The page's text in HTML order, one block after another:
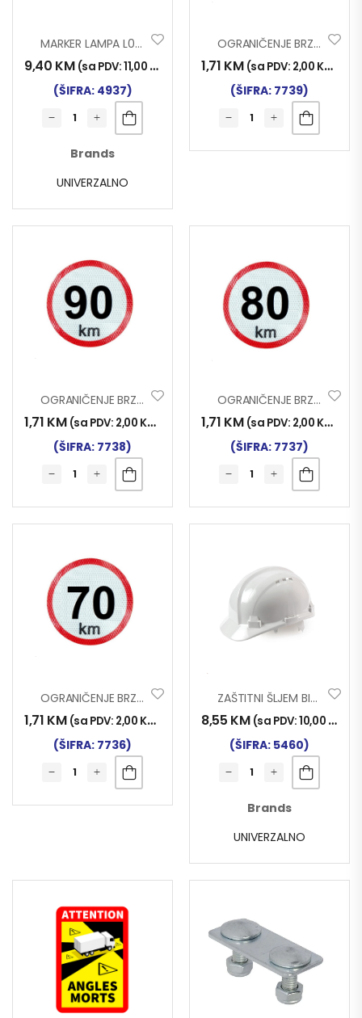
MARKER LAMPA L0407 LED SM
9,40 KM (sa PDV:11,00 KM
(ŠIFRA: 4937)
Brands
UNIVERZALNO
OGRANIČENJE BRZINE FLUO 100 120mm
1,71 KM (sa PDV: 2,00 KM
(ŠIFRA: 7739)
OGRANIČENJE BRZINE FLUO 90 120mm
1,71 KM (sa PDV: 2,00 KM
(ŠIFRA: 7738)
OGRANIČENJE BRZINE FLUO 80 120mm
1,71 KM (sa PDV: 2,00 KM
(ŠIFRA: 7737)
OGRANIČENJE BRZINE FLUO 70 120mm
1,71 KM (sa PDV: 2,00 KM
(ŠIFRA: 7736)
ZAŠTITNI ŠLJEM BIJELI
8,55 KM (sa PDV:10,00 KM
(ŠIFRA: 5460)
Brands
UNIVERZALNO